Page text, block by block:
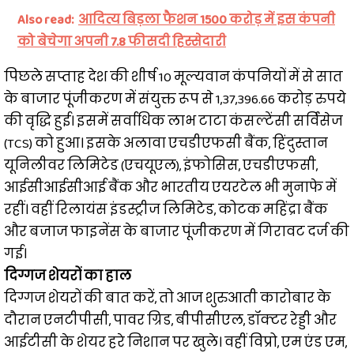
Also read: आदित्य बिड़ला फैशन 1500 करोड़ में इस कंपनी
को बेचेगा अपनी 7.8 फीसदी हिस्सेदारी
पिछले सप्ताह देश की शीर्ष 10 मूल्यवान कंपनियों में से सात
के बाजार पूंजीकरण में संयुक्त रूप से 1,37,396.66 करोड़ रुपये
की वृद्धि हुई। इसमें सर्वाधिक लाभ टाटा कंसल्टेंसी सर्विसेज
(TCS) को हुआ। इसके अलावा एचडीएफसी बैंक, हिंदुस्तान
यूनिलीवर लिमिटेड (एचयूएल), इंफोसिस, एचडीएफसी,
आईसीआईसीआई बैंक और भारतीय एयरटेल भी मुनाफे में
रहीं। वहीं रिलायंस इंडस्ट्रीज लिमिटेड, कोटक महिंद्रा बैंक
और बजाज फाइनेंस के बाजार पूंजीकरण में गिरावट दर्ज की
गई।
दिग्गज शेयरों का हाल
दिग्गज शेयरों की बात करें, तो आज शुरुआती कारोबार के
दौरान एनटीपीसी, पावर ग्रिड, बीपीसीएल, डॉक्टर रेड्डी और
आईटीसी के शेयर हरे निशान पर खुले। वहीं विप्रो, एम एंड एम,